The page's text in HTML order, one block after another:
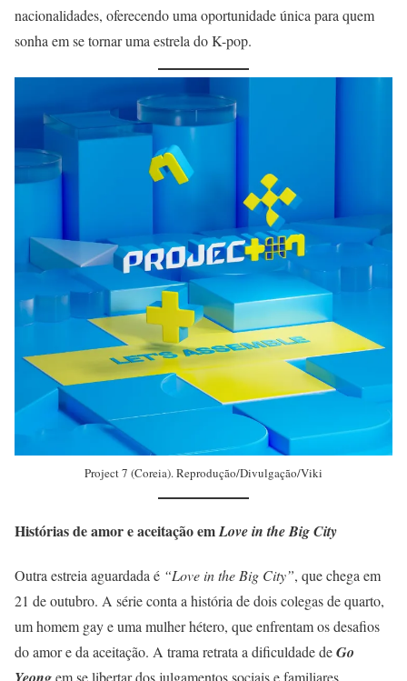
nacionalidades, oferecendo uma oportunidade única para quem
sonha em se tornar uma estrela do K-pop.
Project 7 (Coreia). Reprodução/Divulgação/Viki
Histórias de amor e aceitação emLove in the Big City
Outra estreia aguardada é “Love in the Big City”, que chega em
21 de outubro. A série conta a história de dois colegas de quarto,
um homem gay e uma mulher hétero, que enfrentam os desafios
do amor e da aceitação. A trama retrata a dificuldade deGo